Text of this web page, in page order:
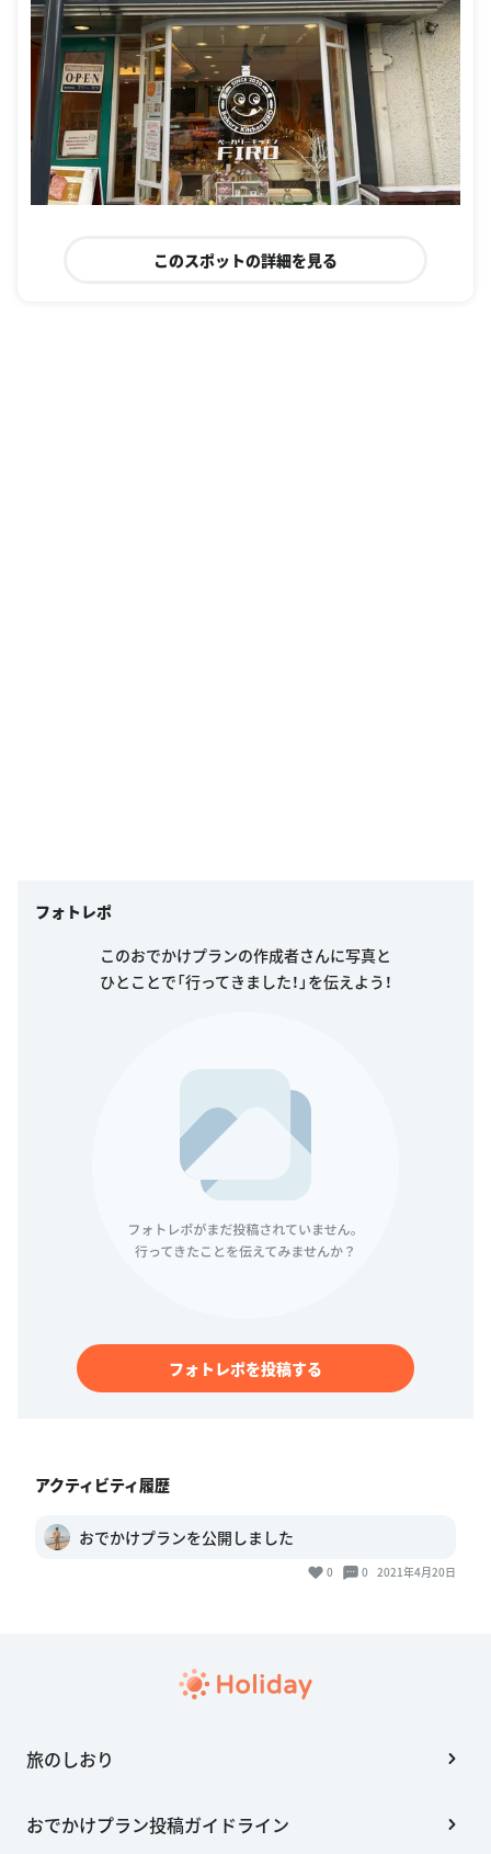
このスポットの詳細を見る
フォトレポ
このおでかけプランの作成者さんに写真と
ひとことで「行ってきました！」を伝えよう！
フォトレポを投稿する
アクティビティ履歴
おでかけプランを公開しました
0 0 2021年4月20日
旅のしおり
おでかけプラン投稿ガイドライン